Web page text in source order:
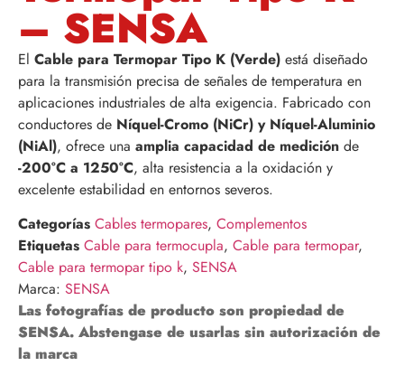
– SENSA
El Cable para Termopar Tipo K (Verde) está diseñado
para la transmisión precisa de señales de temperatura en
aplicaciones industriales de alta exigencia. Fabricado con
conductores de Níquel-Cromo (NiCr) y Níquel-Aluminio
(NiAl), ofrece una amplia capacidad de medición de
-200°C a 1250°C, alta resistencia a la oxidación y
excelente estabilidad en entornos severos.
Categorías Cables termopares, Complementos
Etiquetas Cable para termocupla, Cable para termopar,
Cable para termopar tipo k, SENSA
Marca: SENSA
Las fotografías de producto son propiedad de
SENSA. Abstengase de usarlas sin autorización de
la marca